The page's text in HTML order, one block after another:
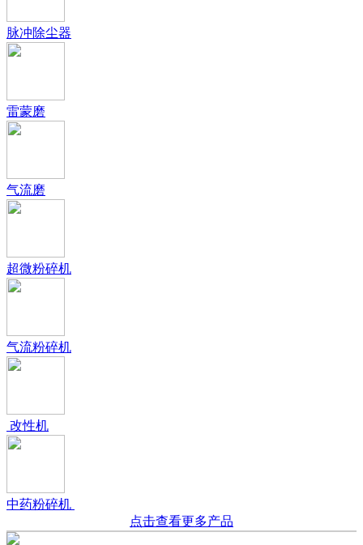
脉冲除尘器
雷蒙磨
气流磨
超微粉碎机
气流粉碎机
改性机
中药粉碎机
点击查看更多产品